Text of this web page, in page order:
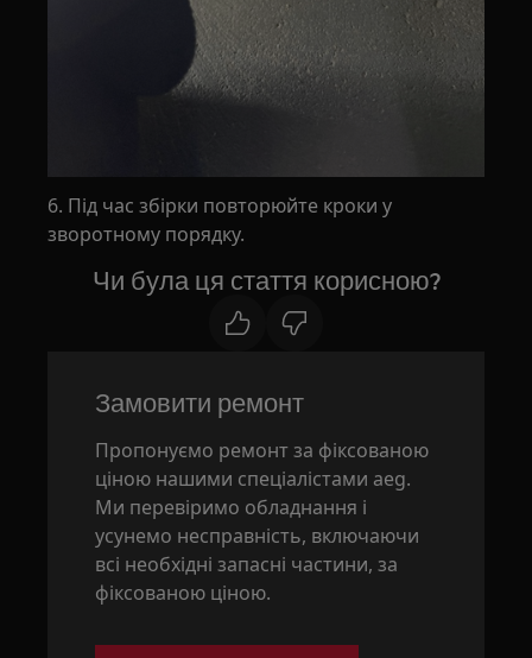
6. Під час збірки повторюйте кроки у
зворотному порядку.
Чи була ця стаття корисною?
Замовити ремонт
Пропонуємо ремонт за фіксованою
ціною нашими спеціалістами aeg.
Ми перевіримо обладнання і
усунемо несправність, включаючи
всі необхідні запасні частини, за
фіксованою ціною.